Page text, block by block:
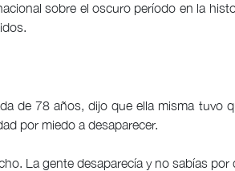
sobre el oscuro período en la
de 78 años, dijo que ella misma tuvo
por miedo a desaparecer.
La gente desaparecía y no sabías